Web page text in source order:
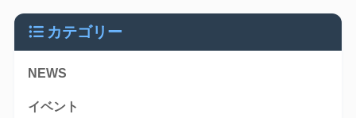
カテゴリー
NEWS
イベント